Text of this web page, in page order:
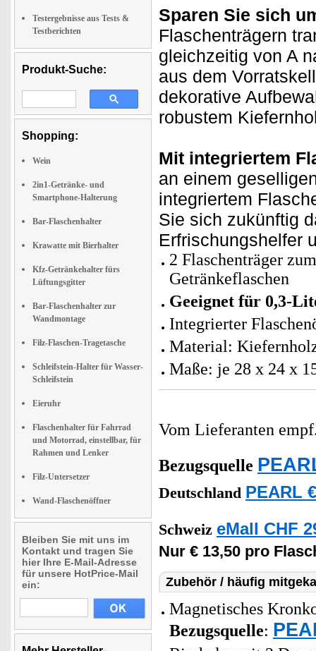
Testergebnisse aus Tests &
Testberichten
Produkt-Suche:
Shopping:
Wein
2in1-Getränke- und
Smartphone-Halterung
Bar-Flaschenhalter
Krawatte mit Bierhalter
Kfz-Getränkehalter fürs
Lüftungsgitter
Bar-Flaschenhalter zur
Wandmontage
Filz-Flaschen-Tragetasche
Schleifstein-Halter für Wasser-
Schleifstein
Eieruhr
Flaschenhalter für Fahrrad
und Motorrad, einstellbar, für
Rahmen und Lenker
Filz-Untersetzer
Wand-Flaschenöffner
Bleiben Sie mit uns im
Kontakt und tragen Sie
hier Ihre E-Mail-Adresse
für unsere HotPrice-Mail
ein:
Sparen Sie sich
Flaschenträgern
gleichzeitig von A
aus dem
dekorative
robustem
Mit integriertem
an einem
integriertem
Sie sich zukünftig
Erfrischungshelfer
2 Flaschenträger
Getränkeflaschen
Geeignet für 0,3-
Integrierter
Material:
Maße: je 28 x 24 x
Vom Lieferanten
Bezugsquelle
Deutschland PEARL
Schweiz eMall CHF
Nur € 13,50 pro
Zubehör / häufig
Magnetisches
Bezugsquelle: